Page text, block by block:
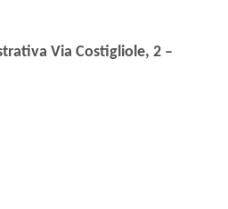
Via Costigliole, 2 –